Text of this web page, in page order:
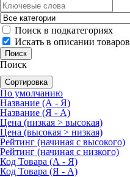
Поиск в подкатегориях
Искать в описании товаров
Поиск
Сортировка
По умолчанию
Название (А - Я)
Название (Я - А)
Цена (низкая > высокая)
Цена (высокая > низкая)
Рейтинг (начиная с высокого)
Рейтинг (начиная с низкого)
Код Товара (А - Я)
Код Товара (Я - А)